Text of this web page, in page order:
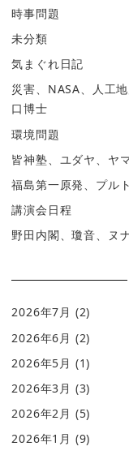
時事問題
未分類
気まぐれ日記
災害、NASA、人工
口博士
環境問題
皆神塾、ユダヤ、ヤ
福島第一原発、プル
講演会日程
野田内閣、瓊音、ヌ
2026年7月 (2)
2026年6月 (2)
2026年5月 (1)
2026年3月 (3)
2026年2月 (5)
2026年1月 (9)